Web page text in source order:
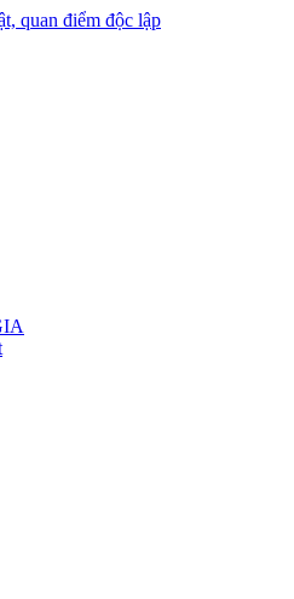
quan điểm độc lập